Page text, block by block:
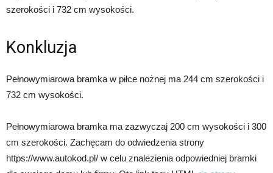
szerokości i 732 cm wysokości.
Konkluzja
Pełnowymiarowa bramka w piłce nożnej ma 244 cm szerokości i
732 cm wysokości.
Pełnowymiarowa bramka ma zazwyczaj 200 cm wysokości i 300
cm szerokości. Zachęcam do odwiedzenia strony
https://www.autokod.pl/ w celu znalezienia odpowiedniej bramki